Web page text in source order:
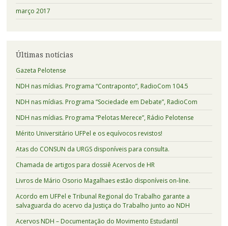
março 2017
Últimas notícias
Gazeta Pelotense
NDH nas mídias. Programa “Contraponto”, RadioCom 104.5
NDH nas mídias. Programa “Sociedade em Debate”, RadioCom
NDH nas mídias. Programa “Pelotas Merece”, Rádio Pelotense
Mérito Universitário UFPel e os equívocos revistos!
Atas do CONSUN da URGS disponíveis para consulta.
Chamada de artigos para dossiê Acervos de HR
Livros de Mário Osorio Magalhaes estão disponíveis on-line.
Acordo em UFPel e Tribunal Regional do Trabalho garante a
salvaguarda do acervo da Justiça do Trabalho junto ao NDH
Acervos NDH – Documentação do Movimento Estudantil